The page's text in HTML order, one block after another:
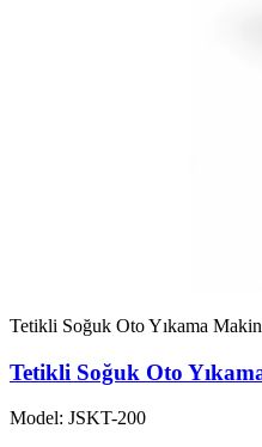
Tetikli Soğuk Oto Yıkama
Tetikli Soğuk Oto
Model: JSKT-200